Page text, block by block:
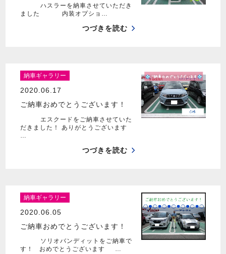
ハスラーを納車させていただき
ました 内装オプショ…
つづきを読む
納車ギャラリー
2020.06.17
ご納車おめでとうございます！
エスクードをご納車させていた
だきました！ ありがとうございます
つづきを読む
納車ギャラリー
2020.06.05
ご納車おめでとうございます！
ソリオバンディットをご納車で
す！ おめでとうございます …